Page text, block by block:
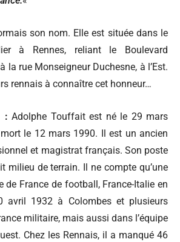
son nom. Elle est située dans le
à Rennes, reliant le Boulevard
la rue Monseigneur Duchesne, à l’Est.
rennais à connaître cet honneur…
: Adolphe Touffait est né le 29 mars
le 12 mars 1990. Il est un ancien
et magistrat français. Son poste
milieu de terrain. Il ne compte qu’une
de France de football, France-Italie en
avril 1932 à Colombes et plusieurs
militaire, mais aussi dans l’équipe
Chez les Rennais, il a manqué 46